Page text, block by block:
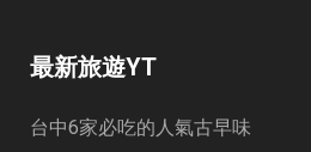
最新旅遊YT
台中6家必吃的人氣古早味